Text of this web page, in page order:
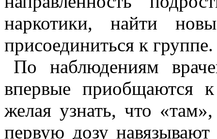
наркотики, найти
присоеди­ниться к группе.
По наблюдениям
впер­вые приобщаются
желая уз­нать, что
первую дозу